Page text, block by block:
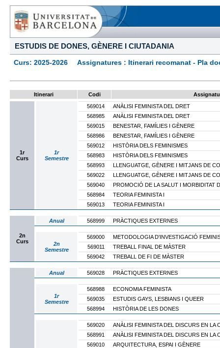
ESTUDIS DE DONES, GÈNERE I CIUTADANIA
Curs: 2025-2026 Assignatures : Itinerari recomanat - Pla
Itinerari Codi
1r
Curs
1r
Semestre
569014
ANÀLISI FEMINISTA DEL DRET
568985
ANÀLISI FEMINISTA DEL DRET
569015
BENESTAR, FAMÍLIES I GÈNERE
568986
BENESTAR, FAMÍLIES I GÈNERE
569012
HISTÒRIA DELS FEMINISMES
568983
HISTÒRIA DELS FEMINISMES
568993
LLENGUATGE, GÈNERE I MITJANS DE
569022
LLENGUATGE, GÈNERE I MITJANS DE
569040
PROMOCIÓ DE LA SALUT I MORBIDITAT
568984
TEORIA FEMINISTA I
569013
TEORIA FEMINISTA I
2n
Curs
Anual 568999 PRÀCTIQUES EXTERNES
2n
Semestre
569000
METODOLOGIA D'INVESTIGACIÓ
569011
TREBALL FINAL DE MÀSTER
569042
TREBALL DE FI DE MÀSTER
Anual 569028 PRÀCTIQUES EXTERNES
1r
Semestre
568988
ECONOMIA FEMINISTA
569035
ESTUDIS GAYS, LESBIANS I QUEER
568994
HISTÒRIA DE LES DONES
569020
ANÀLISI FEMINISTA DEL DISCURS EN LA
568991
ANÀLISI FEMINISTA DEL DISCURS EN LA
569010
ARQUITECTURA, ESPAI I GÈNERE